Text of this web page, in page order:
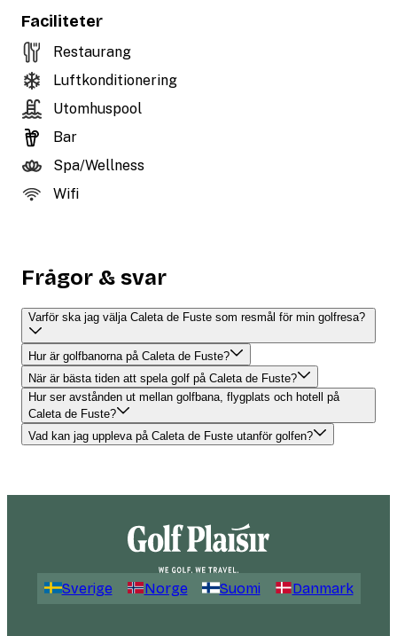
Faciliteter
Restaurang
Luftkonditionering
Utomhuspool
Bar
Spa/Wellness
Wifi
Frågor & svar
Varför ska jag välja Caleta de Fuste som resmål för min golfresa?
Hur är golfbanorna på Caleta de Fuste?
När är bästa tiden att spela golf på Caleta de Fuste?
Hur ser avstånden ut mellan golfbana, flygplats och hotell på
Caleta de Fuste?
Vad kan jag uppleva på Caleta de Fuste utanför golfen?
Sverige Norge Suomi Danmark